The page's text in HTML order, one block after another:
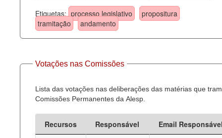
Etiquetas: processo legislativo
propositura
tramitação
andamento
Votações nas Comissões
Lista das votações nas deliberações das matérias que
Comissões Permanentes da Alesp.
Recursos Responsável
Email